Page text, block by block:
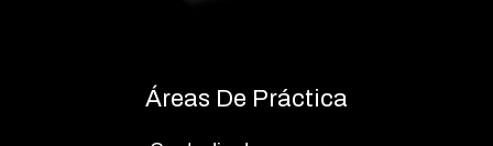
Áreas De Práctica